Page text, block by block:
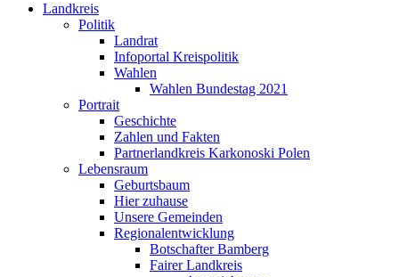
Landkreis
Politik
Landrat
Infoportal Kreispolitik
Wahlen
Wahlen Bundestag 2021
Portrait
Geschichte
Zahlen und Fakten
Partnerlandkreis Karkonoski Polen
Lebensraum
Geburtsbaum
Hier zuhause
Unsere Gemeinden
Regionalentwicklung
Botschafter Bamberg
Fairer Landkreis